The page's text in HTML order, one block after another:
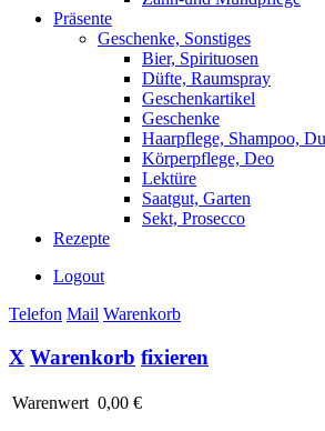
Präsente
Geschenke, Sonstiges
Bier, Spirituosen
Düfte, Raumspray
Geschenkartikel
Geschenke
Haarpflege, Shampoo,
Körperpflege, Deo
Lektüre
Saatgut, Garten
Sekt, Prosecco
Rezepte
Logout
Telefon Mail Warenkorb
X Warenkorb fixieren
Warenwert 0,00 €